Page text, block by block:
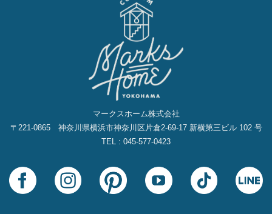
マークスホーム株式会社
〒221-0865 神奈川県横浜市神奈川区片倉2‐69‐17 新横第三ビル 102 号
TEL : 045-577-0423